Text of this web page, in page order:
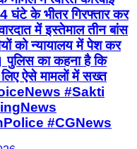
घंटे के भीतर गिरफ्तार कर
में इस्तेमाल तीन बांस
को न्यायालय में पेश कर
पुलिस का कहना है कि
ऐसे मामलों में सख्त
#Sakti
#CGNews